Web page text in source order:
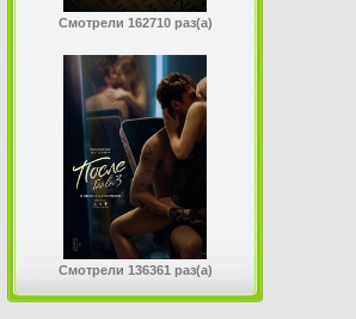
Смотрели 162710 раз(а)
Смотрели 136361 раз(а)